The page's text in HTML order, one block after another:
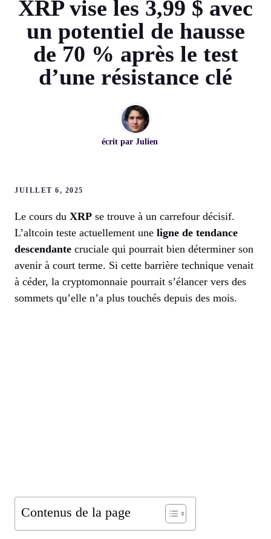
XRP vise les 3,99 $ avec
un potentiel de hausse
de 70 % après le test
d’une résistance clé
écrit par Julien
JUILLET 6, 2025
Le cours du XRP se trouve à un carrefour décisif.
L’altcoin teste actuellement une ligne de tendance
descendante cruciale qui pourrait bien déterminer son
avenir à court terme. Si cette barrière technique venait
à céder, la cryptomonnaie pourrait s’élancer vers des
sommets qu’elle n’a plus touchés depuis des mois.
Contenus de la page